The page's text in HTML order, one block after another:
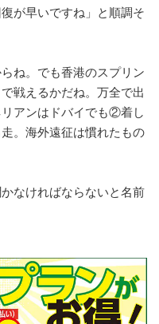
が早いですね」と順調そ
ね。でも香港のスプリン
戦えるかだね。万全で出
アンはドバイでも②着し
。海外遠征は慣れたもの
なければならないと名前